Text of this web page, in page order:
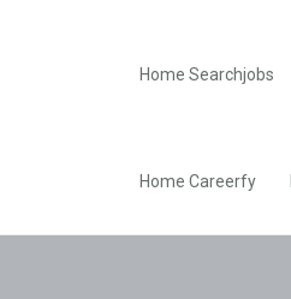
Home Searchjobs
Home Careerfy